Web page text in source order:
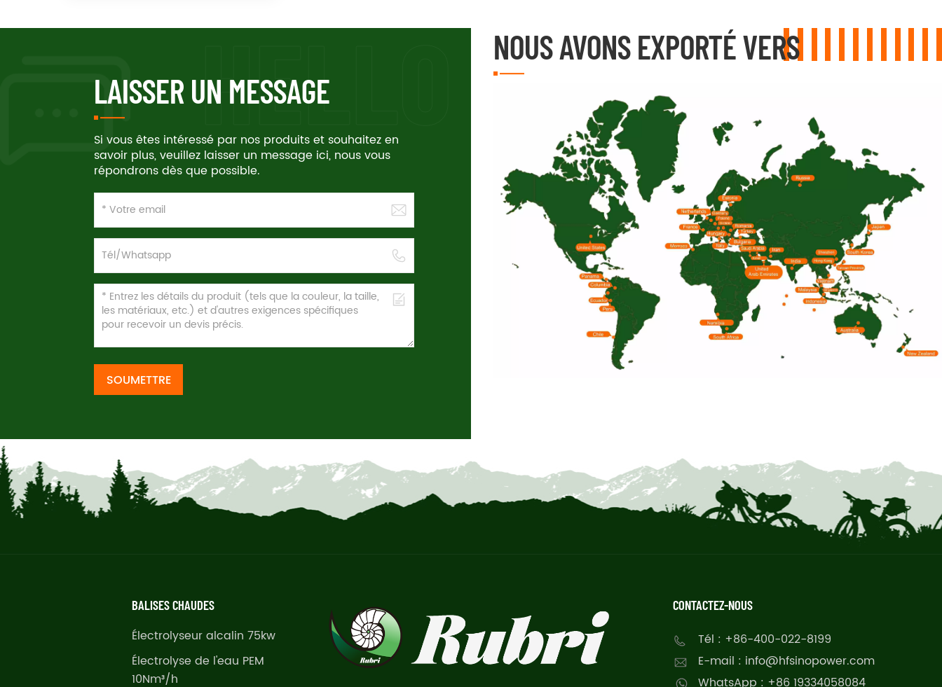
LAISSER UN MESSAGE
Si vous êtes intéressé par nos produits et souhaitez en
savoir plus, veuillez laisser un message ici, nous vous
répondrons dès que possible.
SOUMETTRE
NOUS AVONS EXPORTÉ VERS
BALISES CHAUDES
Électrolyseur alcalin 75kw
Électrolyse de l'eau PEM
10Nm³/h
CONTACTEZ-NOUS
Tél : +86-400-022-8199
E-mail : info@hfsinopower.com
WhatsApp : +86 19334058084